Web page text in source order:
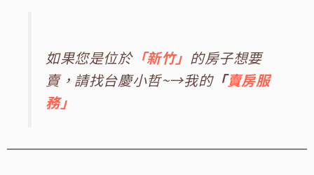
如果您是位於「新竹」 的房子想要
賣，請找台慶小哲~→我的「賣房服
務」